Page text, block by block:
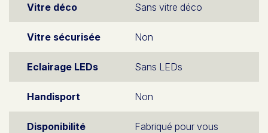
Vitre déco Sans vitre déco
Vitre sécurisée Non
Eclairage LEDs Sans LEDs
Handisport Non
Disponibilité Fabriqué pour vous